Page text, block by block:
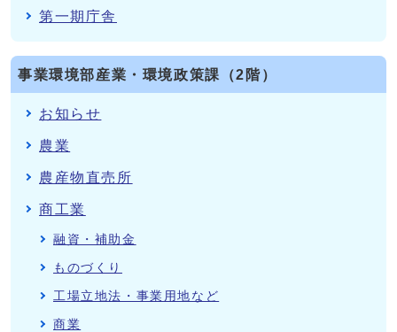
第一期庁舎
事業環境部産業・環境政策課（2階）
お知らせ
農業
農産物直売所
商工業
融資・補助金
ものづくり
工場立地法・事業用地など
商業